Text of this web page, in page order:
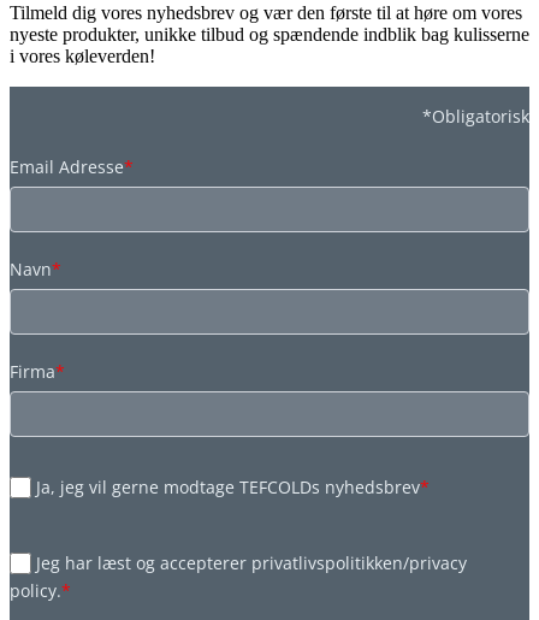
Tilmeld dig vores nyhedsbrev og vær den første til at høre om vores
nyeste produkter, unikke tilbud og spændende indblik bag kulisserne
i vores køleverden!
*Obligatorisk
Email Adresse*
Navn*
Firma*
Ja, jeg vil gerne modtage TEFCOLDs nyhedsbrev*
Jeg har læst og accepterer privatlivspolitikken/privacy
policy.*